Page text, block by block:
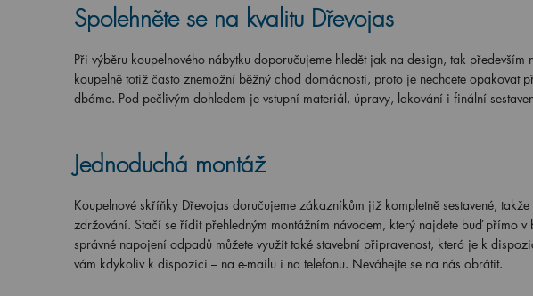
Spolehněte se na kvalitu Dřevojas
Při výběru koupelnového nábytku doporučujeme hledět jak na design, tak
koupelně totiž často znemožní běžný chod domácnosti, proto je nechcete
dbáme. Pod pečlivým dohledem je vstupní materiál, úpravy, lakování i finální
Jednoduchá montáž
Koupelnové skříňky Dřevojas doručujeme zákazníkům již kompletně sestavené,
zdržování. Stačí se řídit přehledným montážním návodem, který najdete buď přímo v
správné napojení odpadů můžete využít také stavební připravenost, která je k
vám kdykoliv k dispozici – na e-mailu i na telefonu. Neváhejte se na nás obrátit.